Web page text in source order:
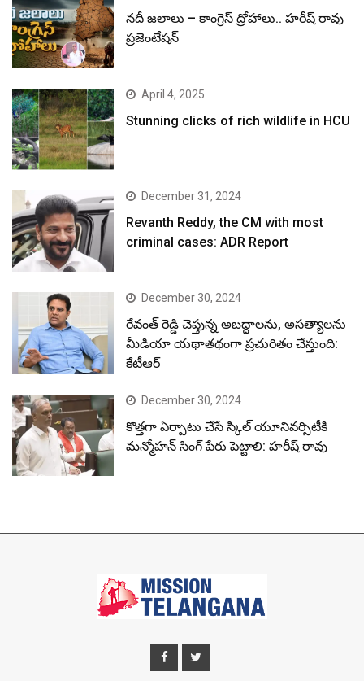
నదీ జలాలు – కాంగ్రెస్ ద్రోహాలు.. హరీష్ రావు
ప్రజెంటేషన్
April 4, 2025
Stunning clicks of rich wildlife in HCU
December 31, 2024
Revanth Reddy, the CM with most
criminal cases: ADR Report
December 30, 2024
రేవంత్ రెడ్డి చెప్తున్న అబద్ధాలను, అసత్యాలను
మీడియా యథాతథంగా ప్రచురితం చేస్తుంది:
కేటీఆర్
December 30, 2024
కొత్తగా ఏర్పాటు చేసే స్కిల్ యూనివర్సిటీకి
మన్మోహన్ సింగ్ పేరు పెట్టాలి: హరీష్ రావు